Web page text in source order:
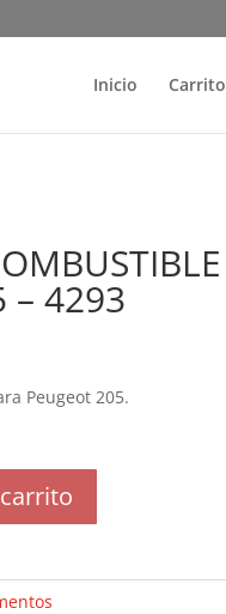
Inicio Carrito
– 4293
Peugeot 205.